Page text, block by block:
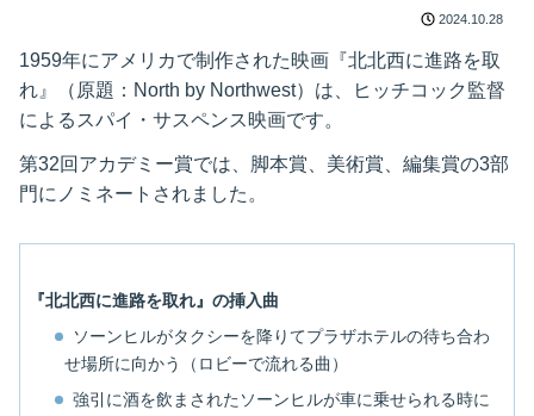
2024.10.28
1959年にアメリカで制作された映画『北北西に進路を取
れ』（原題：North by Northwest）は、ヒッチコック監督
によるスパイ・サスペンス映画です。
第32回アカデミー賞では、脚本賞、美術賞、編集賞の3部
門にノミネートされました。
『北北西に進路を取れ』の挿入曲
ソーンヒルがタクシーを降りてプラザホテルの待ち合わ
せ場所に向かう（ロビーで流れる曲）
強引に酒を飲まされたソーンヒルが車に乗せられる時に